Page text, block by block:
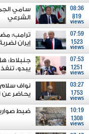
08:36
819
views
سامي
الشرعي
07:59
1523
views
ترامب:
إيران
07:53
1251
views
جنبلاط:
يبدو، تنفذ
03:27
1753
views
نواف
يحاضر عن
10:19
1308
views
ضبط